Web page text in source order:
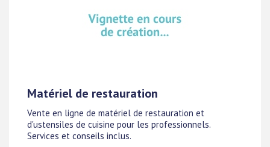
Matériel de restauration
Vente en ligne de matériel de restauration et
d'ustensiles de cuisine pour les professionnels.
Services et conseils inclus.